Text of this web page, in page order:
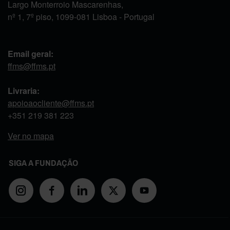
Largo Monterroio Mascarenhas,
nº 1, 7º piso, 1099-081 Lisboa - Portugal
Email geral:
ffms@ffms.pt
Livraria:
apoioaocliente@ffms.pt
+351 219 381 223
Ver no mapa
SIGA A FUNDAÇÃO